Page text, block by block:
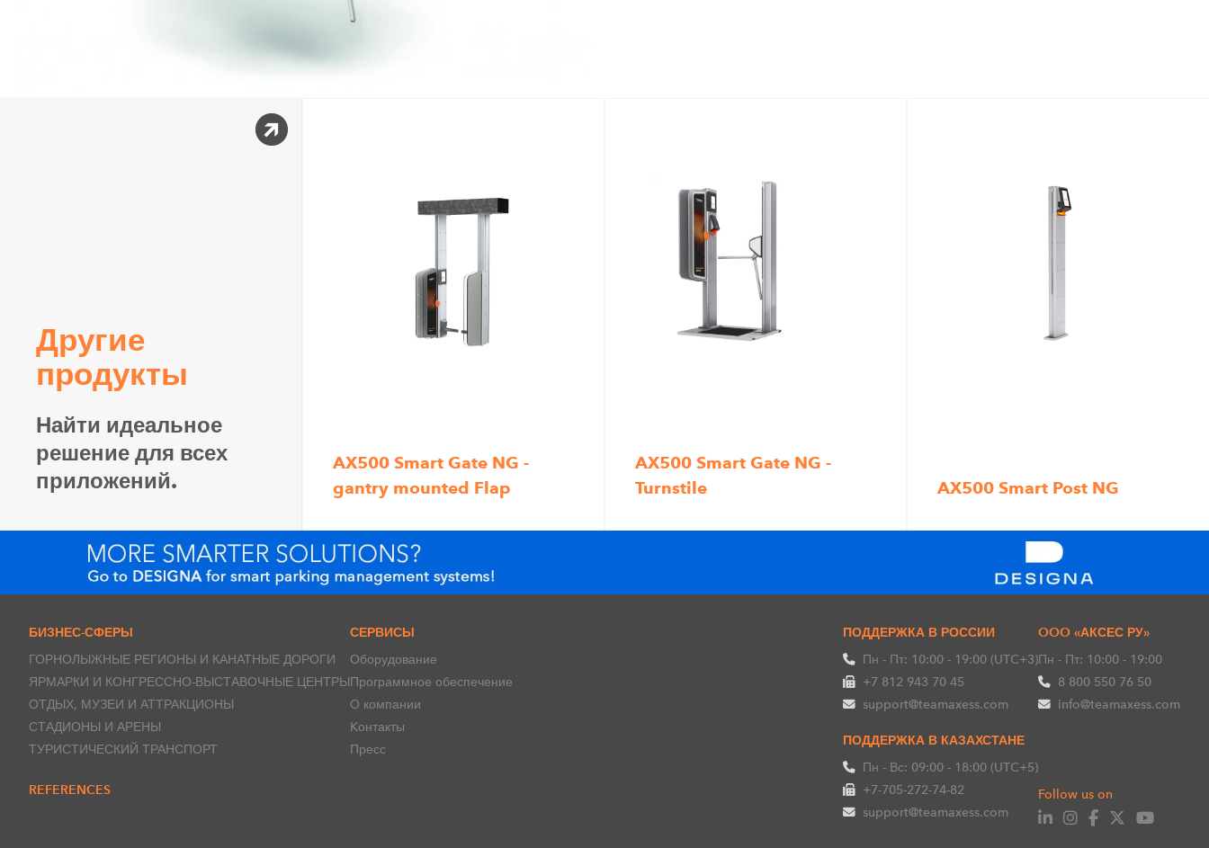
Другие
продукты
Найти идеальное
решение для всех
приложений.
AX500 Smart Gate NG -
gantry mounted Flap
AX500 Smart Gate NG -
Turnstile
AX500 Smart Post NG
БИЗНЕС-СФЕРЫ
ГОРНОЛЫЖНЫЕ РЕГИОНЫ И КАНАТНЫЕ ДОРОГИ
ЯРМАРКИ И КОНГРЕССНО-ВЫСТАВОЧНЫЕ ЦЕНТРЫ
ОТДЫХ, МУЗЕИ И АТТРАКЦИОНЫ
СТАДИОНЫ И АРЕНЫ
ТУРИСТИЧЕСКИЙ ТРАНСПОРТ
REFERENCES
СЕРВИСЫ
Оборудование
Программное обеспечение
О компании
Kонтакты
Пресс
ПОДДЕРЖКА В РОССИИ
Пн - Пт: 10:00 - 19:00 (UTC+3)
+7 812 943 70 45
support@teamaxess.com
ПОДДЕРЖКА В КАЗАХСТАНЕ
Пн - Вс: 09:00 - 18:00 (UTC+5)
+7-705-272-74-82
support@teamaxess.com
OOO «АКСЕС РУ»
Пн - Пт: 10:00 - 19:00
8 800 550 76 50
info@teamaxess.com
Follow us on